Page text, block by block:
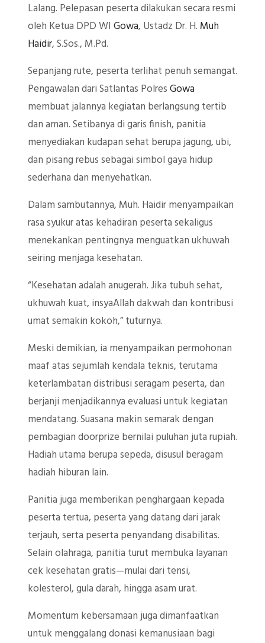
Lalang. Pelepasan peserta dilakukan secara resmi
oleh Ketua DPD WI Gowa, Ustadz Dr. H. Muh
Haidir, S.Sos., M.Pd.
Sepanjang rute, peserta terlihat penuh semangat.
Pengawalan dari Satlantas PolresGowa
membuat jalannya kegiatan berlangsung tertib
dan aman. Setibanya di garis finish, panitia
menyediakan kudapan sehat berupa jagung, ubi,
dan pisang rebus sebagai simbol gaya hidup
sederhana dan menyehatkan.
Dalam sambutannya, Muh. Haidir menyampaikan
rasa syukur atas kehadiran peserta sekaligus
menekankan pentingnya menguatkan ukhuwah
seiring menjaga kesehatan.
“Kesehatan adalah anugerah. Jika tubuh sehat,
ukhuwah kuat, insyaAllah dakwah dan kontribusi
umat semakin kokoh,” tuturnya.
Meski demikian, ia menyampaikan permohonan
maaf atas sejumlah kendala teknis, terutama
keterlambatan distribusi seragam peserta, dan
berjanji menjadikannya evaluasi untuk kegiatan
mendatang. Suasana makin semarak dengan
pembagian doorprize bernilai puluhan juta rupiah.
Hadiah utama berupa sepeda, disusul beragam
hadiah hiburan lain.
Panitia juga memberikan penghargaan kepada
peserta tertua, peserta yang datang dari jarak
terjauh, serta peserta penyandang disabilitas.
Selain olahraga, panitia turut membuka layanan
cek kesehatan gratis—mulai dari tensi,
kolesterol, gula darah, hingga asam urat.
Momentum kebersamaan juga dimanfaatkan
untuk menggalang donasi kemanusiaan bagi